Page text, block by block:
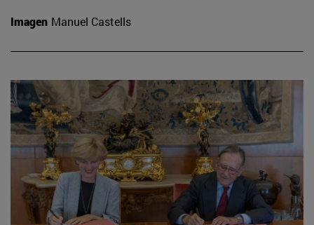
Imagen Manuel Castells